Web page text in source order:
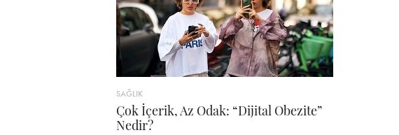
SAĞLIK
Çok İçerik, Az Odak: “Dijital Obezite”
Nedir?